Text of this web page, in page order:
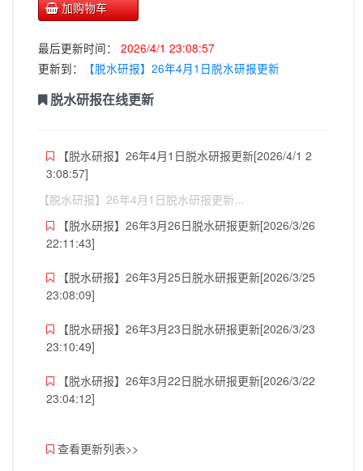
加购物车
最后更新时间： 2026/4/1 23:08:57
更新到：
【脱水研报】26年4月1日脱水研报更新
脱水研报在线更新
【脱水研报】26年4月1日脱水研报更新[2026/4/1 2
3:08:57]
【脱水研报】26年4月1日脱水研报更新...
【脱水研报】26年3月26日脱水研报更新[2026/3/26
22:11:43]
【脱水研报】26年3月25日脱水研报更新[2026/3/25
23:08:09]
【脱水研报】26年3月23日脱水研报更新[2026/3/23
23:10:49]
【脱水研报】26年3月22日脱水研报更新[2026/3/22
23:04:12]
查看更新列表>>